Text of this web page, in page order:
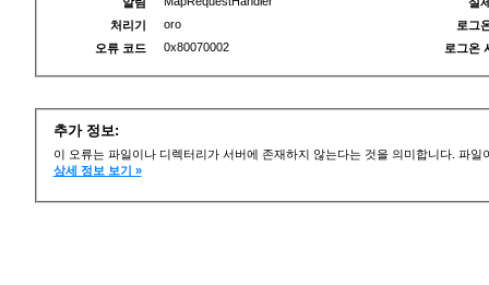
처리기
oro
오류 코드
0x80070002
로그
로그온
추가 정보:
이 오류는 파일이나 디렉터리가 서버에 존재하지 않는다는 것을 의미합니다. 파
상세 정보 보기 »